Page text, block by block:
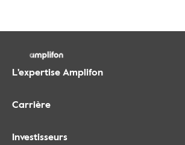
L'expertise Amplifon
Carrière
Investisseurs